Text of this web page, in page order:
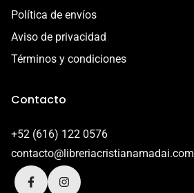
Política de envíos
Aviso de privacidad
Términos y condiciones
Contacto
+52 (616) 122 0576
contacto@libreriacristianamadai.com